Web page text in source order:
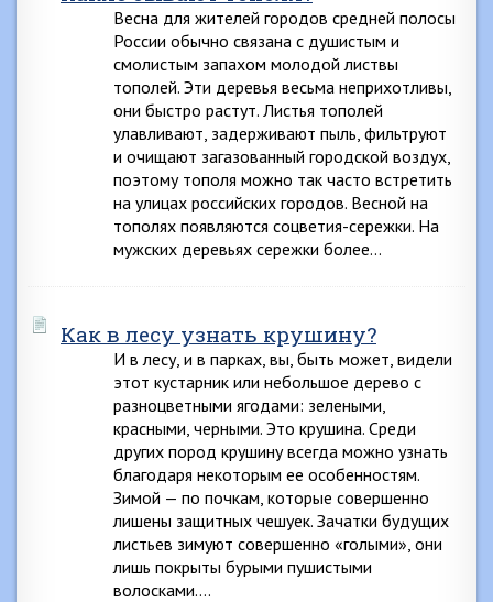
Весна для жителей городов средней полосы
России обычно связана с душистым и
смолистым запахом молодой листвы
тополей. Эти деревья весьма неприхотливы,
они быстро растут. Листья тополей
улавливают, задерживают пыль, фильтруют
и очищают загазованный городской воздух,
поэтому тополя можно так часто встретить
на улицах российских городов. Весной на
тополях появляются соцветия-сережки. На
мужских деревьях сережки более…
Как в лесу узнать крушину?
И в лесу, и в парках, вы, быть может, видели
этот кустарник или небольшое дерево с
разноцветными ягодами: зелеными,
красными, черными. Это крушина. Среди
других пород крушину всегда можно узнать
благодаря некоторым ее особенностям.
Зимой — по почкам, которые совершенно
лишены защитных чешуек. Зачатки будущих
листьев зимуют совершенно «голыми», они
лишь покрыты бурыми пушистыми
волосками….